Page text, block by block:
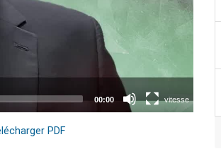
PDF